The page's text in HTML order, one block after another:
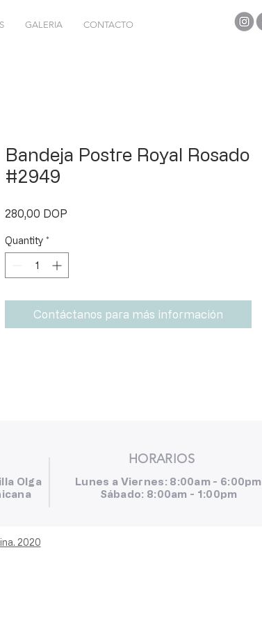
GALERIA CONTACTO
Bandeja Postre Royal Rosado
#2949
280,00 DOP
Quantity *
Contáctanos para más información
HORARIOS
Olga
Lunes a Viernes: 8:00am - 6:00pm
Sábado: 8:00am - 1:00pm
2020